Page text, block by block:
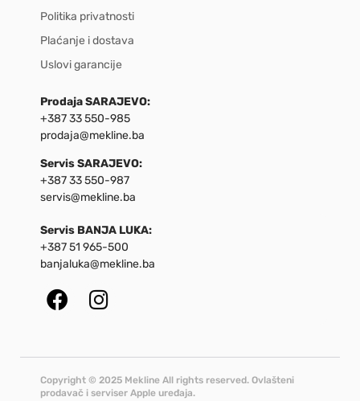
Politika privatnosti
Plaćanje i dostava
Uslovi garancije
Prodaja SARAJEVO:
+387 33 550-985
prodaja@mekline.ba
Servis SARAJEVO:
+387 33 550-987
servis@mekline.ba
Servis BANJA LUKA:
+387 51 965-500
banjaluka@mekline.ba
Copyright © 2025 Mekline All rights reserved. Ovlašteni
prodavač i serviser Apple uređaja.